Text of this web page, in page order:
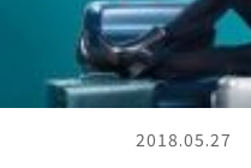
2018.05.27